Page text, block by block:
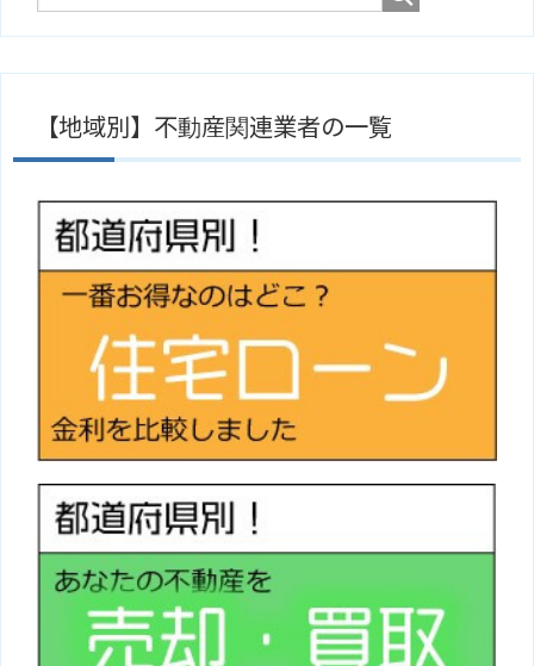
【地域別】不動産関連業者の一覧